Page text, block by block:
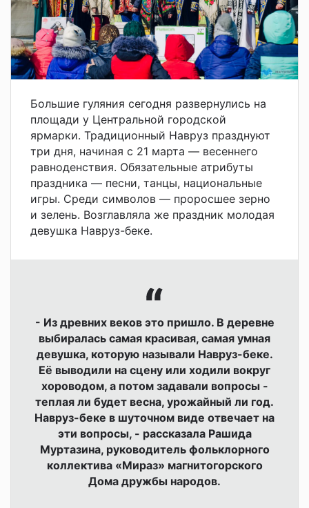
Большие гуляния сегодня развернулись на
площади у Центральной городской
ярмарки. Традиционный Навруз празднуют
три дня, начиная с 21 марта — весеннего
равноденствия. Обязательные атрибуты
праздника — песни, танцы, национальные
игры. Среди символов — проросшее зерно
и зелень. Возглавляла же праздник молодая
девушка Навруз-беке.
- Из древних веков это пришло. В деревне
выбиралась самая красивая, самая умная
девушка, которую называли Навруз-беке.
Её выводили на сцену или ходили вокруг
хороводом, а потом задавали вопросы -
теплая ли будет весна, урожайный ли год.
Навруз-беке в шуточном виде отвечает на
эти вопросы, - рассказала Рашида
Муртазина, руководитель фольклорного
коллектива «Мираз» магнитогорского
Дома дружбы народов.